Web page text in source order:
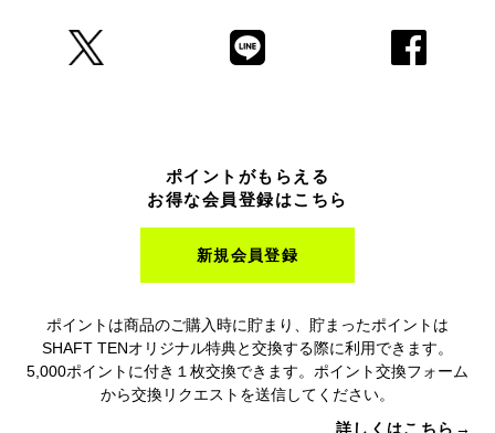
ポイントがもらえる
お得な会員登録はこちら
新規会員登録
ポイントは商品のご購入時に貯まり、貯まったポイントは
SHAFT TENオリジナル特典と交換する際に利用できます。
5,000ポイントに付き１枚交換できます。ポイント交換フォーム
から交換リクエストを送信してください。
詳しくはこちら→